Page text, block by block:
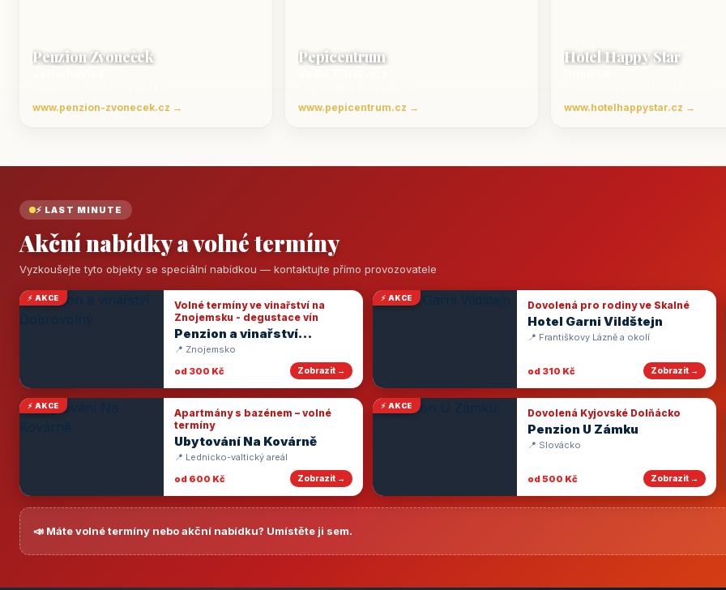
Penzion Zvoneček
www.penzion-zvonecek.cz →
Pepicentrum
www.pepicentrum.cz →
Hotel Happy Star
www.hotelhappystar.cz →
⚡ LAST MINUTE
Akční nabídky a volné termíny
Vyzkoušejte tyto objekty se speciální nabídkou — kontaktujte přímo provozovatele
⚡ AKCE
Volné termíny ve vinařství na
Znojemsku - degustace vín
Penzion a vinařství
Dobrovolný
📍 Znojemsko
od 300 Kč
Zobrazit →
⚡ AKCE
Dovolená pro rodiny ve Skalné
Hotel Garni Vildštejn
📍 Františkovy Lázně a okolí
od 310 Kč Zobrazit →
⚡ AKCE
Apartmány s bazénem – volné
termíny
Ubytování Na Kovárně
📍 Lednicko-valtický areál
od 600 Kč
Zobrazit →
⚡ AKCE
Dovolená Kyjovské Dolňácko
Penzion U Zámku
📍 Slovácko
od 500 Kč Zobrazit →
📣 Máte volné termíny nebo akční nabídku? Umístěte ji sem.